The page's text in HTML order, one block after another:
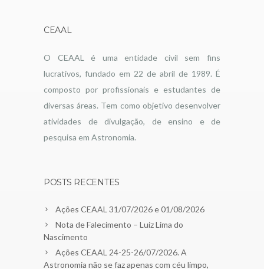
CEAAL
O CEAAL é uma entidade civil sem fins
lucrativos, fundado em 22 de abril de 1989. É
composto por profissionais e estudantes de
diversas áreas. Tem como objetivo desenvolver
atividades de divulgação, de ensino e de
pesquisa em Astronomia.
POSTS RECENTES
Ações CEAAL 31/07/2026 e 01/08/2026
Nota de Falecimento – Luiz Lima do
Nascimento
Ações CEAAL 24-25-26/07/2026. A
Astronomia não se faz apenas com céu limpo,